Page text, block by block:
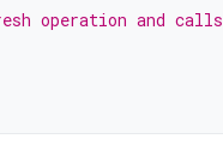
operation and calls